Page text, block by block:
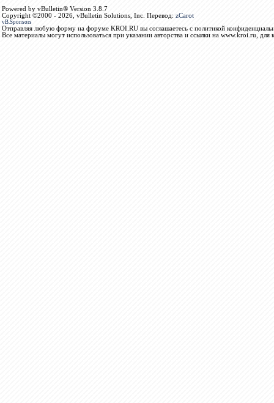
Powered by vBulletin® Version 3.8.7
Copyright ©2000 - 2026, vBulletin Solutions, Inc. Перевод: zCarot
vB.Sponsors
Отправляя любую форму на форуме KROI.RU вы соглашаетесь с политикой
Все материалы могут использоваться при указании авторства и ссылки на www.kroi.ru, для